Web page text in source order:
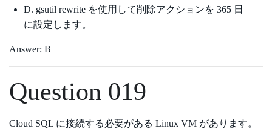
D. gsutil rewrite を使用して削除アクションを 365 日
に設定します。
Answer: B
Question 019
Cloud SQL に接続する必要がある Linux VM があります。